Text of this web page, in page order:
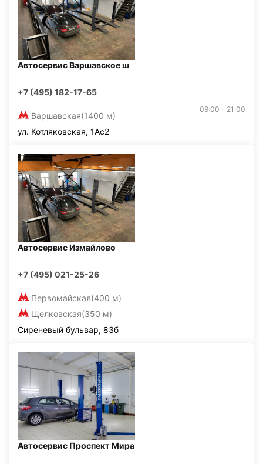
Автосервис Варшавское ш
+7 (495) 182-17-65
Варшавская(1400 м)
09:00 - 21:00
ул. Котляковская, 1Ас2
Автосервис Измайлово
+7 (495) 021-25-26
Первомайская(400 м)
Щелковская(350 м)
Сиреневый бульвар, 83б
Автосервис Проспект Мира